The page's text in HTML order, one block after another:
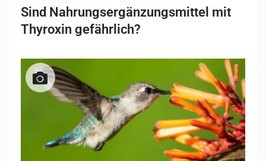
Sind Nahrungsergänzungsmittel mit
Thyroxin gefährlich?